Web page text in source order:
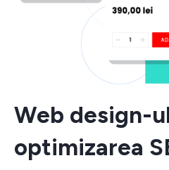
Web design-
optimizarea